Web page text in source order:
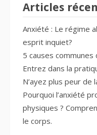
Articles
Anxiété : Le régime
esprit inquiet?
5 causes
Entrez dans la
N’ayez plus peur
Pourquoi l’anxiété
physiques ?
le corps.